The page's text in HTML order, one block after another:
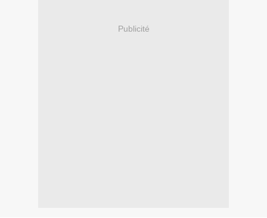
Publicité